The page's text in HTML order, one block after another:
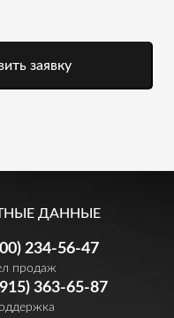
заявку
ДАННЫЕ
234-56-47
продаж
363-65-87